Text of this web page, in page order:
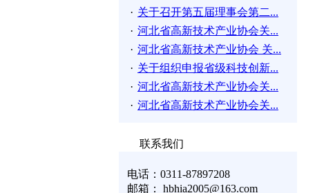
· 关于召开第五届理事会第二...
· 河北省高新技术产业协会关...
· 河北省高新技术产业协会 关...
· 关于组织申报省级科技创新...
· 河北省高新技术产业协会关...
· 河北省高新技术产业协会关...
联系我们
电话：0311-87897208
邮箱： hbhia2005@163.com